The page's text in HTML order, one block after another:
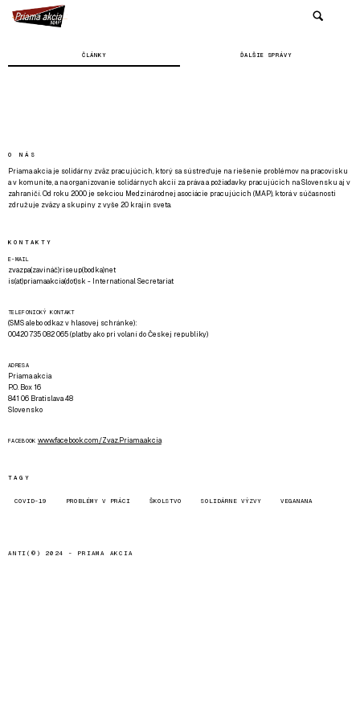
ČLÁNKY ĎALŠIE SPRÁVY
O NÁS
Priama akcia je solidárny zväz pracujúcich, ktorý sa sústreďuje na riešenie problémov na pracovisku
a v komunite, a na organizovanie solidárnych akcií za práva a požiadavky pracujúcich na Slovensku aj v
zahraničí. Od roku 2000 je sekciou Medzinárodnej asociácie pracujúcich (MAP), ktorá v súčasnosti
združuje zväzy a skupiny z vyše 20 krajín sveta.
KONTAKTY
E-MAIL
zvazpa(zavináč)riseup(bodka)net
is(at)priamaakcia(dot)sk - International Secretariat
TELEFONICKÝ KONTAKT
(SMS alebo odkaz v hlasovej schránke):
00420 735 082 065 (platby ako pri volaní do Českej republiky)
ADRESA
Priama akcia
P.O. Box 16
841 06 Bratislava 48
Slovensko
FACEBOOK www.facebook.com/Zvaz.Priama.akcia
TAGY
COVID-19 PROBLÉMY V PRÁCI ŠKOLSTVO SOLIDÁRNE VÝZVY VEGANANA
ANTI(©) 2024 - PRIAMA AKCIA